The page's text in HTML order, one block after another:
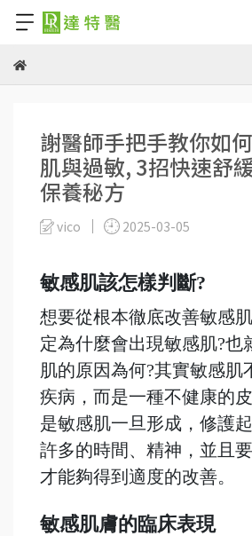
謝醫師手把手教你如
肌與過敏, 3招快速舒
保養秘方
vico 2025-03-05
敏感肌該怎樣判斷?
想要從根本徹底改善敏感
定為什麼會出現敏感肌?也
肌的原因為何?其實敏感肌
疾病，而是一種不健康的
是敏感肌一旦形成，修護
許多的時間、精神，並且
才能夠得到適度的改善。
敏感肌膚的臨床表現